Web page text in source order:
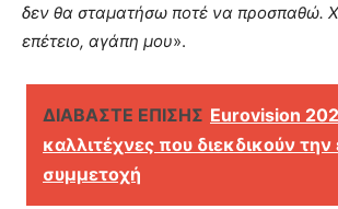
δεν θα σταματήσω ποτέ να προσπαθώ.
επέτειο, αγάπη μου».
ΔΙΑΒΑΣΤΕ ΕΠΙΣΗΣ Eurovision
καλλιτέχνες που διεκδικούν την
συμμετοχή